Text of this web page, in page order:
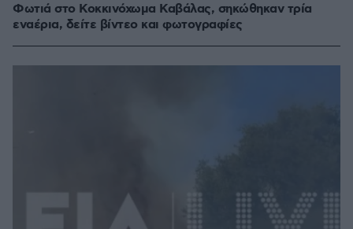
Φωτιά στο Κοκκινόχωμα Καβάλας, σηκώθηκαν τρία
εναέρια, δείτε βίντεο και φωτογραφίες